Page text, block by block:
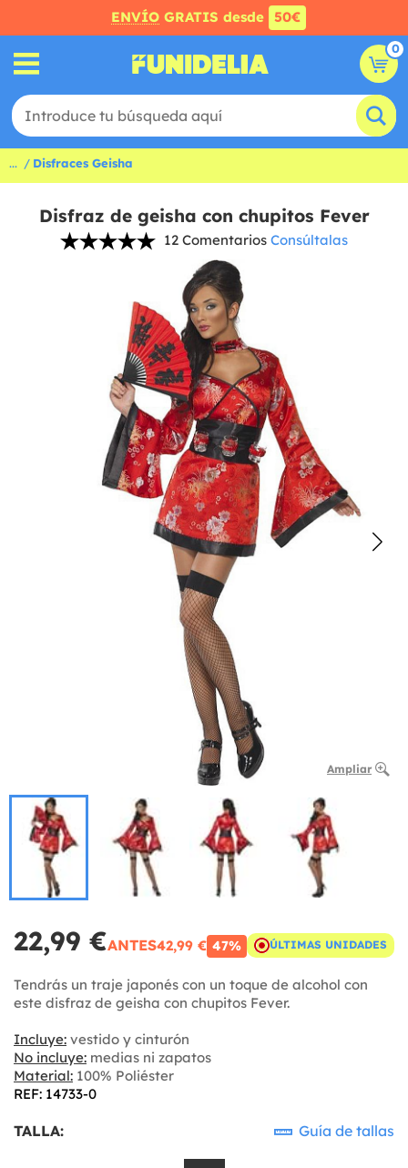
ENVÍO GRATIS desde 50€
0
... Disfraces Geisha
Disfraz de geisha con chupitos Fever
12 Comentarios Consúltalas
Ampliar
22,99 €ANTES42,99 € 47% ÚLTIMAS UNIDADES
Tendrás un traje japonés con un toque de alcohol con
este disfraz de geisha con chupitos Fever.
Incluye: vestido y cinturón
No incluye: medias ni zapatos
Material: 100% Poliéster
REF: 14733-0
TALLA: Guía de tallas